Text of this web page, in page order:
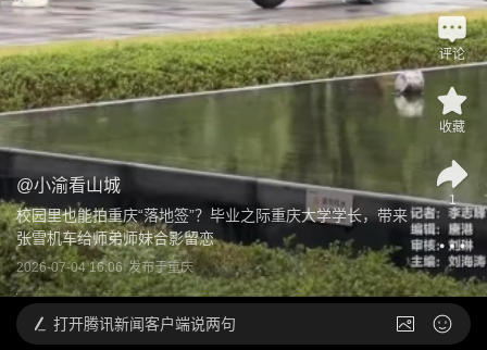
@小渝看山城
校园里也能拍重庆“落地签”？毕业之际重庆大学学长，带来
张雪机车给师弟师妹合影留恋
2026-07-04 16:06 发布于重庆
评论
收藏
1
打开腾讯新闻客户端说两句